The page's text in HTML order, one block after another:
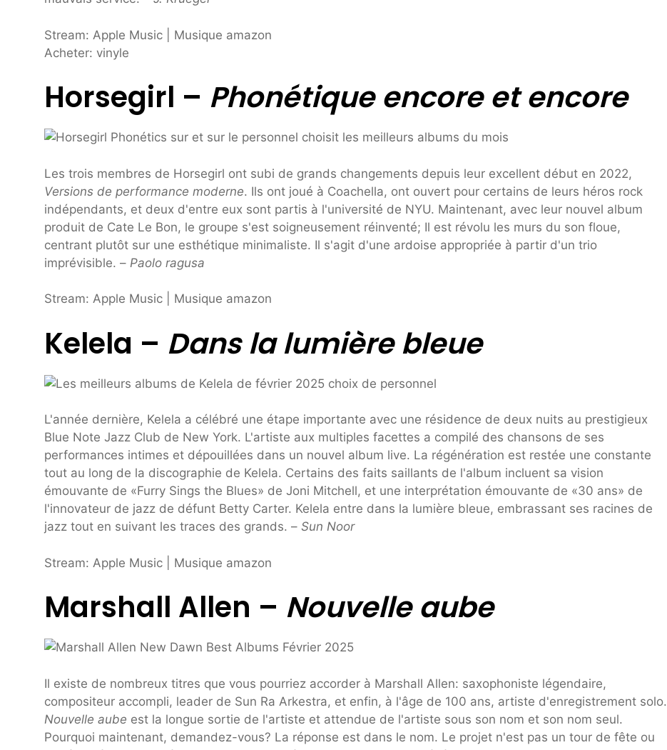
Stream: Apple Music | Musique amazon
Acheter: vinyle
Horsegirl – Phonétique encore et encore
Les trois membres de Horsegirl ont subi de grands changements depuis leur excellent début en 2022,
Versions de performance moderne. Ils ont joué à Coachella, ont ouvert pour certains de leurs héros rock
indépendants, et deux d'entre eux sont partis à l'université de NYU. Maintenant, avec leur nouvel album
produit de Cate Le Bon, le groupe s'est soigneusement réinventé; Il est révolu les murs du son floue,
centrant plutôt sur une esthétique minimaliste. Il s'agit d'une ardoise appropriée à partir d'un trio
imprévisible. – Paolo ragusa
Stream: Apple Music | Musique amazon
Kelela – Dans la lumière bleue
L'année dernière, Kelela a célébré une étape importante avec une résidence de deux nuits au prestigieux
Blue Note Jazz Club de New York. L'artiste aux multiples facettes a compilé des chansons de ses
performances intimes et dépouillées dans un nouvel album live. La régénération est restée une constante
tout au long de la discographie de Kelela. Certains des faits saillants de l'album incluent sa vision
émouvante de «Furry Sings the Blues» de Joni Mitchell, et une interprétation émouvante de «30 ans» de
l'innovateur de jazz de défunt Betty Carter. Kelela entre dans la lumière bleue, embrassant ses racines de
jazz tout en suivant les traces des grands. – Sun Noor
Stream: Apple Music | Musique amazon
Marshall Allen – Nouvelle aube
Il existe de nombreux titres que vous pourriez accorder à Marshall Allen: saxophoniste légendaire,
compositeur accompli, leader de Sun Ra Arkestra, et enfin, à l'âge de 100 ans, artiste d'enregistrement solo.
Nouvelle aube est la longue sortie de l'artiste et attendue de l'artiste sous son nom et son nom seul.
Pourquoi maintenant, demandez-vous? La réponse est dans le nom. Le projet n'est pas un tour de fête ou